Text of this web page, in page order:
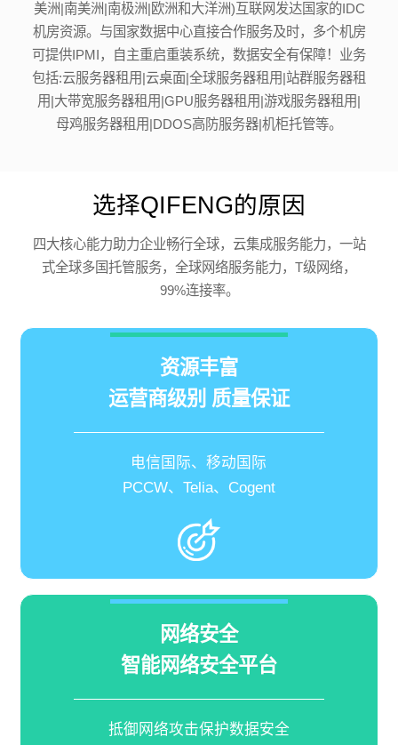
美洲|南美洲|南极洲|欧洲和大洋洲)互联网发达国家的IDC
机房资源。与国家数据中心直接合作服务及时，多个机房
可提供IPMI，自主重启重装系统，数据安全有保障！业务
包括:云服务器租用|云桌面|全球服务器租用|站群服务器租
用|大带宽服务器租用|GPU服务器租用|游戏服务器租用|
母鸡服务器租用|DDOS高防服务器|机柜托管等。
选择QIFENG的原因
四大核心能力助力企业畅行全球，云集成服务能力，一站
式全球多国托管服务，全球网络服务能力，T级网络，
99%连接率。
资源丰富
运营商级别 质量保证
电信国际、移动国际
PCCW、Telia、Cogent
网络安全
智能网络安全平台
抵御网络攻击保护数据安全